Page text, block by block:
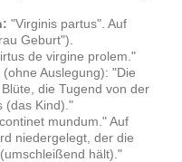
"Virginis partus". Auf
Geburt").
de virgine prolem."
Auslegung): "Die
die Tugend von der
(das Kind)."
mundum." Auf
niedergelegt, der die
hält)."